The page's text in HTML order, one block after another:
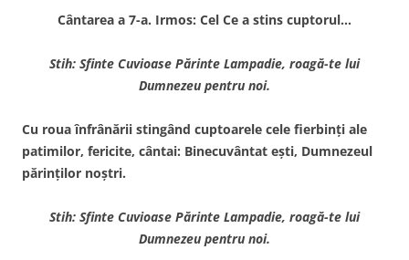
Cântarea a 7-a. Irmos: Cel Ce a stins cuptorul…
Stih: Sfinte Cuvioase Părinte Lampadie, roagă-te lui
Dumnezeu pentru noi.
Cu roua înfrânării stingând cuptoarele cele fierbinţi ale
patimilor, fericite, cântai: Binecuvântat eşti, Dumnezeul
părinţilor noştri.
Stih: Sfinte Cuvioase Părinte Lampadie, roagă-te lui
Dumnezeu pentru noi.